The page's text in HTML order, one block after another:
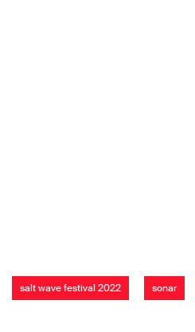
salt wave festival 2022 sonar